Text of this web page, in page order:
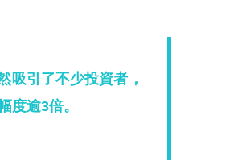
吸引了不少投資者，
度逾3倍。